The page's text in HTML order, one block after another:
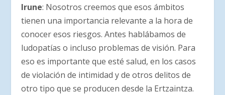
Irune: Nosotros creemos que esos ámbitos
tienen una importancia relevante a la hora de
conocer esos riesgos. Antes hablábamos de
ludopatías o incluso problemas de visión. Para
eso es importante que esté salud, en los casos
de violación de intimidad y de otros delitos de
otro tipo que se producen desde la Ertzaintza.